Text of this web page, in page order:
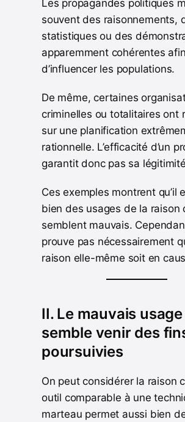
Les propagandes politiques
souvent des raisonnements,
statistiques ou des
apparemment cohérentes afin
d’influencer les populations.
De même, certaines
criminelles ou totalitaires ont
sur une planification
rationnelle. L’efficacité d’un
garantit donc pas sa
Ces exemples montrent qu’il
bien des usages de la raison
semblent mauvais.
prouve pas nécessairement
raison elle-même soit en
II. Le mauvais usage
semble venir des
poursuivies
On peut considérer la raison
outil comparable à une
marteau permet aussi bien